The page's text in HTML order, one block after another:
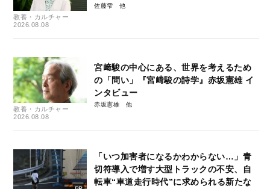
教養・カルチャー
2026.08.08
佐藤雫
教養・カルチャー
2026.08.08
宮﨑駿の中心にある、世界を考えるため
の「問い」『宮﨑駿の詩学』赤坂憲雄 イ
ンタビュー
赤坂憲雄
「いつ加害者になるかわからない…」青
切符導入で増す大型トラックの不安、自
転車“車道走行時代”に求められる新たな